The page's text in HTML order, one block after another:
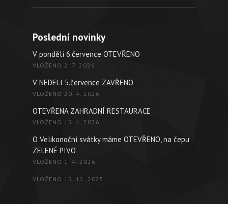
Poslední novinky
V pondělí 6.července OTEVŘENO
VLOŽENO 2. 7. 2026
V NEDELI 5.července ZAVŘENO
VLOŽENO 20. 4. 2026
OTEVŘENA ZAHRADNÍ RESTAURACE
VLOŽENO 15. 4. 2026
O Velikonoční svátky máme OTEVŘENO, na čepu
ZELENÉ PIVO
VLOŽENO 1. 4. 2026
VLOŽENO 15. 12. 2025